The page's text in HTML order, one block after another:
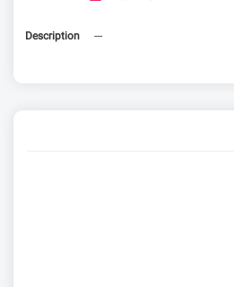
Description ---